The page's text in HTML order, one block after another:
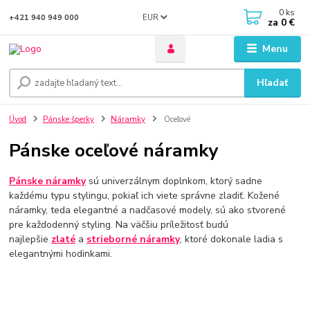
Menu
EUR
Hľadať
+421 940 949 000 0 ks
za 0 €
Úvod Pánske šperky Náramky Oceľové
Pánske oceľové náramky
Pánske náramkysú univerzálnym doplnkom, ktorý sadne
každému typu stylingu, pokiaľ ich viete správne zladiť. Kožené
náramky, teda elegantné a nadčasové modely, sú ako stvorené
pre každodenný styling. Na väčšiu príležitosť budú
najlepšie zlaté a strieborné náramky, ktoré dokonale ladia s
elegantnými hodinkami.